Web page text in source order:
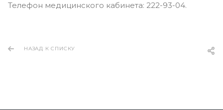
Телефон медицинского кабинета: 222-93-04.
НАЗАД К СПИСКУ